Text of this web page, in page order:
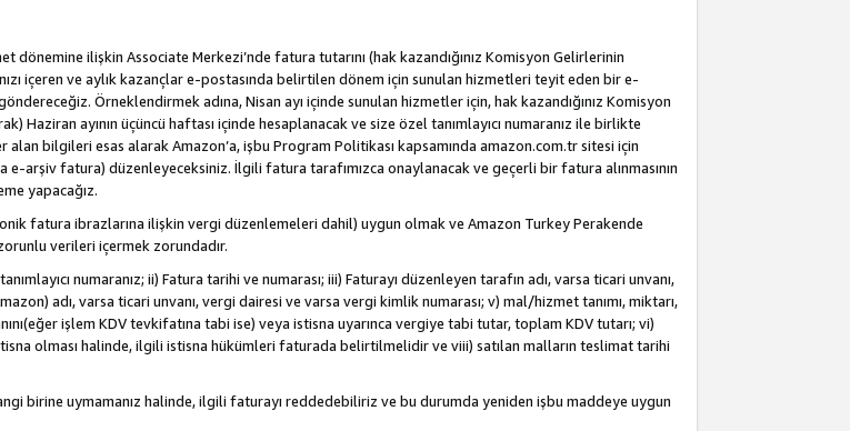
ilişkin Associate Merkezi’nde fatura tutarını (hak kazandığınız Komisyon Gelirlerinin
içeren ve aylık kazançlar e-postasında belirtilen dönem için sunulan hizmetleri teyit eden bir e-
Örneklendirmek adına, Nisan ayı içinde sunulan hizmetler için, hak kazandığınız Komisyon
ayının üçüncü haftası içinde hesaplanacak ve size özel tanımlayıcı numaranız ile birlikte
bilgileri esas alarak Amazon’a, işbu Program Politikası kapsamında amazon.com.tr sitesi için
fatura) düzenleyeceksiniz. İlgili fatura tarafımızca onaylanacak ve geçerli bir fatura alınmasının
yapacağız.
fatura ibrazlarına ilişkin vergi düzenlemeleri dahil) uygun olmak ve Amazon Turkey Perakende
verileri içermek zorundadır.
numaranız; ii) Fatura tarihi ve numarası; iii) Faturayı düzenleyen tarafın adı, varsa ticari unvanı,
adı, varsa ticari unvanı, vergi dairesi ve varsa vergi kimlik numarası; v) mal/hizmet tanımı, miktarı,
işlem KDV tevkifatına tabi ise) veya istisna uyarınca vergiye tabi tutar, toplam KDV tutarı; vi)
olması halinde, ilgili istisna hükümleri faturada belirtilmelidir ve viii) satılan malların teslimat tarihi
birine uymamanız halinde, ilgili faturayı reddedebiliriz ve bu durumda yeniden işbu maddeye uygun